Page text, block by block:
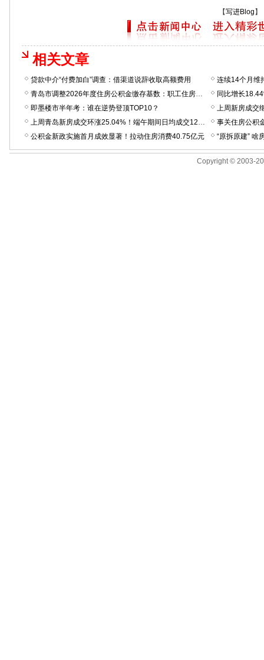
【写进Blog 】
相关文章
贷款中介“付费加白”调查：借渠道说辞收取高额费用
青岛市调整2026年度住房公积金缴存基数：职工住房公积金缴存基数上限提高至34342.75元；下限方面，七区提高至2400元，三市提高至2210元
即墨楼市半年考：谁在逆势登顶TOP10？
上周青岛新房成交环涨25.04%！端午期间日均成交122套，有售楼处反馈“热度和五一差不多”
事关住房公积
公积金新政实施首月成效显著！拉动住房消费40.75亿元
Copyright © 2003-